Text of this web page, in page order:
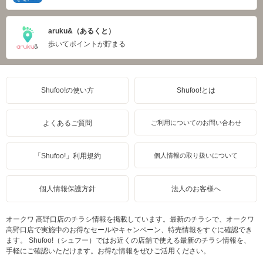
aruku&（あるくと）
歩いてポイントが貯まる
Shufoo!の使い方 Shufoo!とは
よくあるご質問 ご利用についてのお問い合わせ
「Shufoo!」利用規約 個人情報の取り扱いについて
個人情報保護方針 法人のお客様へ
オークワ 高野口店のチラシ情報を掲載しています。最新のチラシで、オークワ
高野口店で実施中のお得なセールやキャンペーン、特売情報をすぐに確認でき
ます。 Shufoo!（シュフー）ではお近くの店舗で使える最新のチラシ情報を、
手軽にご確認いただけます。お得な情報をぜひご活用ください。